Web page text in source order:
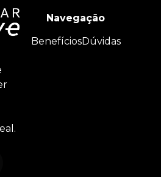
Navegação
BenefíciosDúvidas